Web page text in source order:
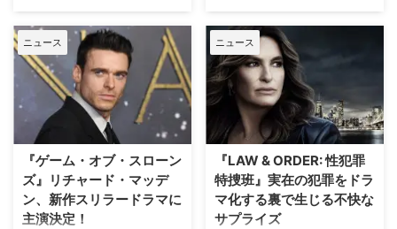
日本唯一のミステリードラマ専門
チャンネル「ミステリーチャンネ
ル」は、現地体験型アクティビテ
ィ専門予約サイト「ベルトラ」特
別協力のもと、8月20日（木）19
時よりパリ生中継オンラインツア
ーを開催する。「ミステリーチャ
ンネル倶楽部プレミアム」会員の
アムなオンライン体験の申込受付
が開始となった。 パリが舞台の
ドラマで主人公たちが歩いた景色
を、リアルタイムで堪能 8月5日
J.J.エイブラムスが製作プロデュ
ーサーを務め、アン・ハサウェ
イ、ユアン・マクレガーが共演す
る映画『オークストリートの異
変』の公開に先立ち、迫力満点な
新ビジュアルと、本編映像が公開
された。 アン・ハサウェイとユ
アン・マクレガーが恐竜から逃げ
ザー映像の公開時から、その正体
がほとんど明かされないミステリ
アスな世界観で映画ファンの注目
を集めていた本作。続く本予告で
ニュース
『ゲーム・オブ・スローン
ズ』リチャード・マッデ
ン、新作スリラードラマに
主演決定！
ニュース
『LAW & ORDER: 性犯罪
特捜班』実在の犯罪をドラ
マ化する裏で生じる不快な
サプライズ